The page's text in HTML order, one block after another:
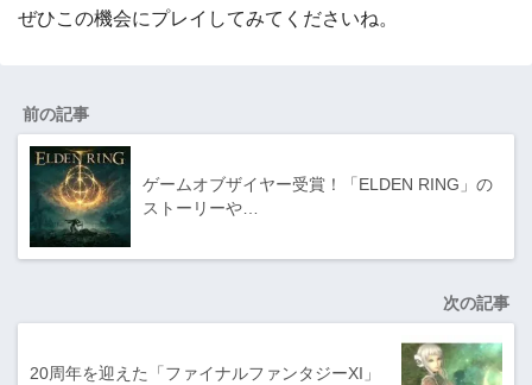
ぜひこの機会にプレイしてみてくださいね。
前の記事
ゲームオブザイヤー受賞！「ELDEN RING」の
ストーリーや…
次の記事
20周年を迎えた「ファイナルファンタジーXI」